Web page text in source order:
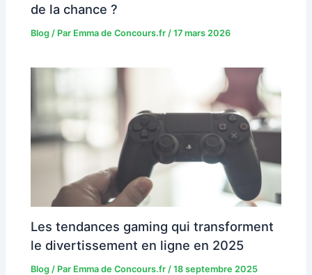
de la chance ?
Blog / Par Emma de Concours.fr /17 mars 2026
Les tendances gaming qui transforment
le divertissement en ligne en 2025
Blog / Par Emma de Concours.fr /18 septembre 2025